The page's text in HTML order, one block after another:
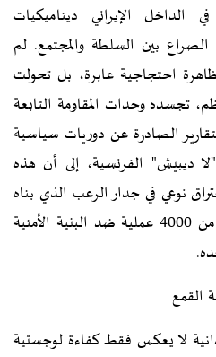
في الداخل الإيراني ديناميكيات
بين السلطة والمجتمع. لم
احتجاجية عابرة، بل تحولت
تجسده وحدات المقاومة التابعة
الصادرة عن دوريات سياسية
ديبيش" الفرنسية، إلى أن هذه
نوعي في جدار الرعب الذي بناه
النظام لعقود، عبر تنفيذ أكثر من 4000 عملية ضد البنية الأمنية
القمع
لا يعكس فقط كفاءة لوجستية